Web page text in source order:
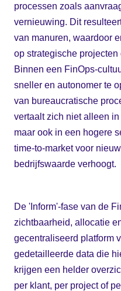
processen zoals
vernieuwing. Dit
van manuren, waardoor
op strategische
Binnen een FinOps-
sneller en autonomer te
van bureaucratische
vertaalt zich niet alleen
maar ook in een hogere
time-to-market voor
bedrijfswaarde verhoogt.
De 'Inform'-fase van de
zichtbaarheid, allocatie
gecentraliseerd platform
gedetailleerde data die
krijgen een helder
per klant, per project of